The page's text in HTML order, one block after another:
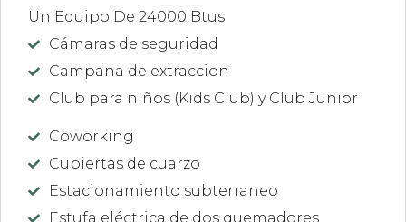
Un Equipo De 24000 Btus
Cámaras de seguridad
Campana de extraccion
Club para niños (Kids Club) y Club Junior
Coworking
Cubiertas de cuarzo
Estacionamiento subterraneo
Estufa eléctrica de dos quemadores